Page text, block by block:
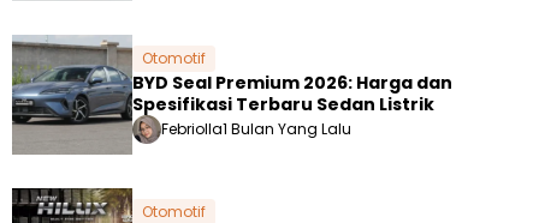
Otomotif
BYD Seal Premium 2026: Harga dan
Spesifikasi Terbaru Sedan Listrik
Febriolla1 Bulan Yang Lalu
Otomotif